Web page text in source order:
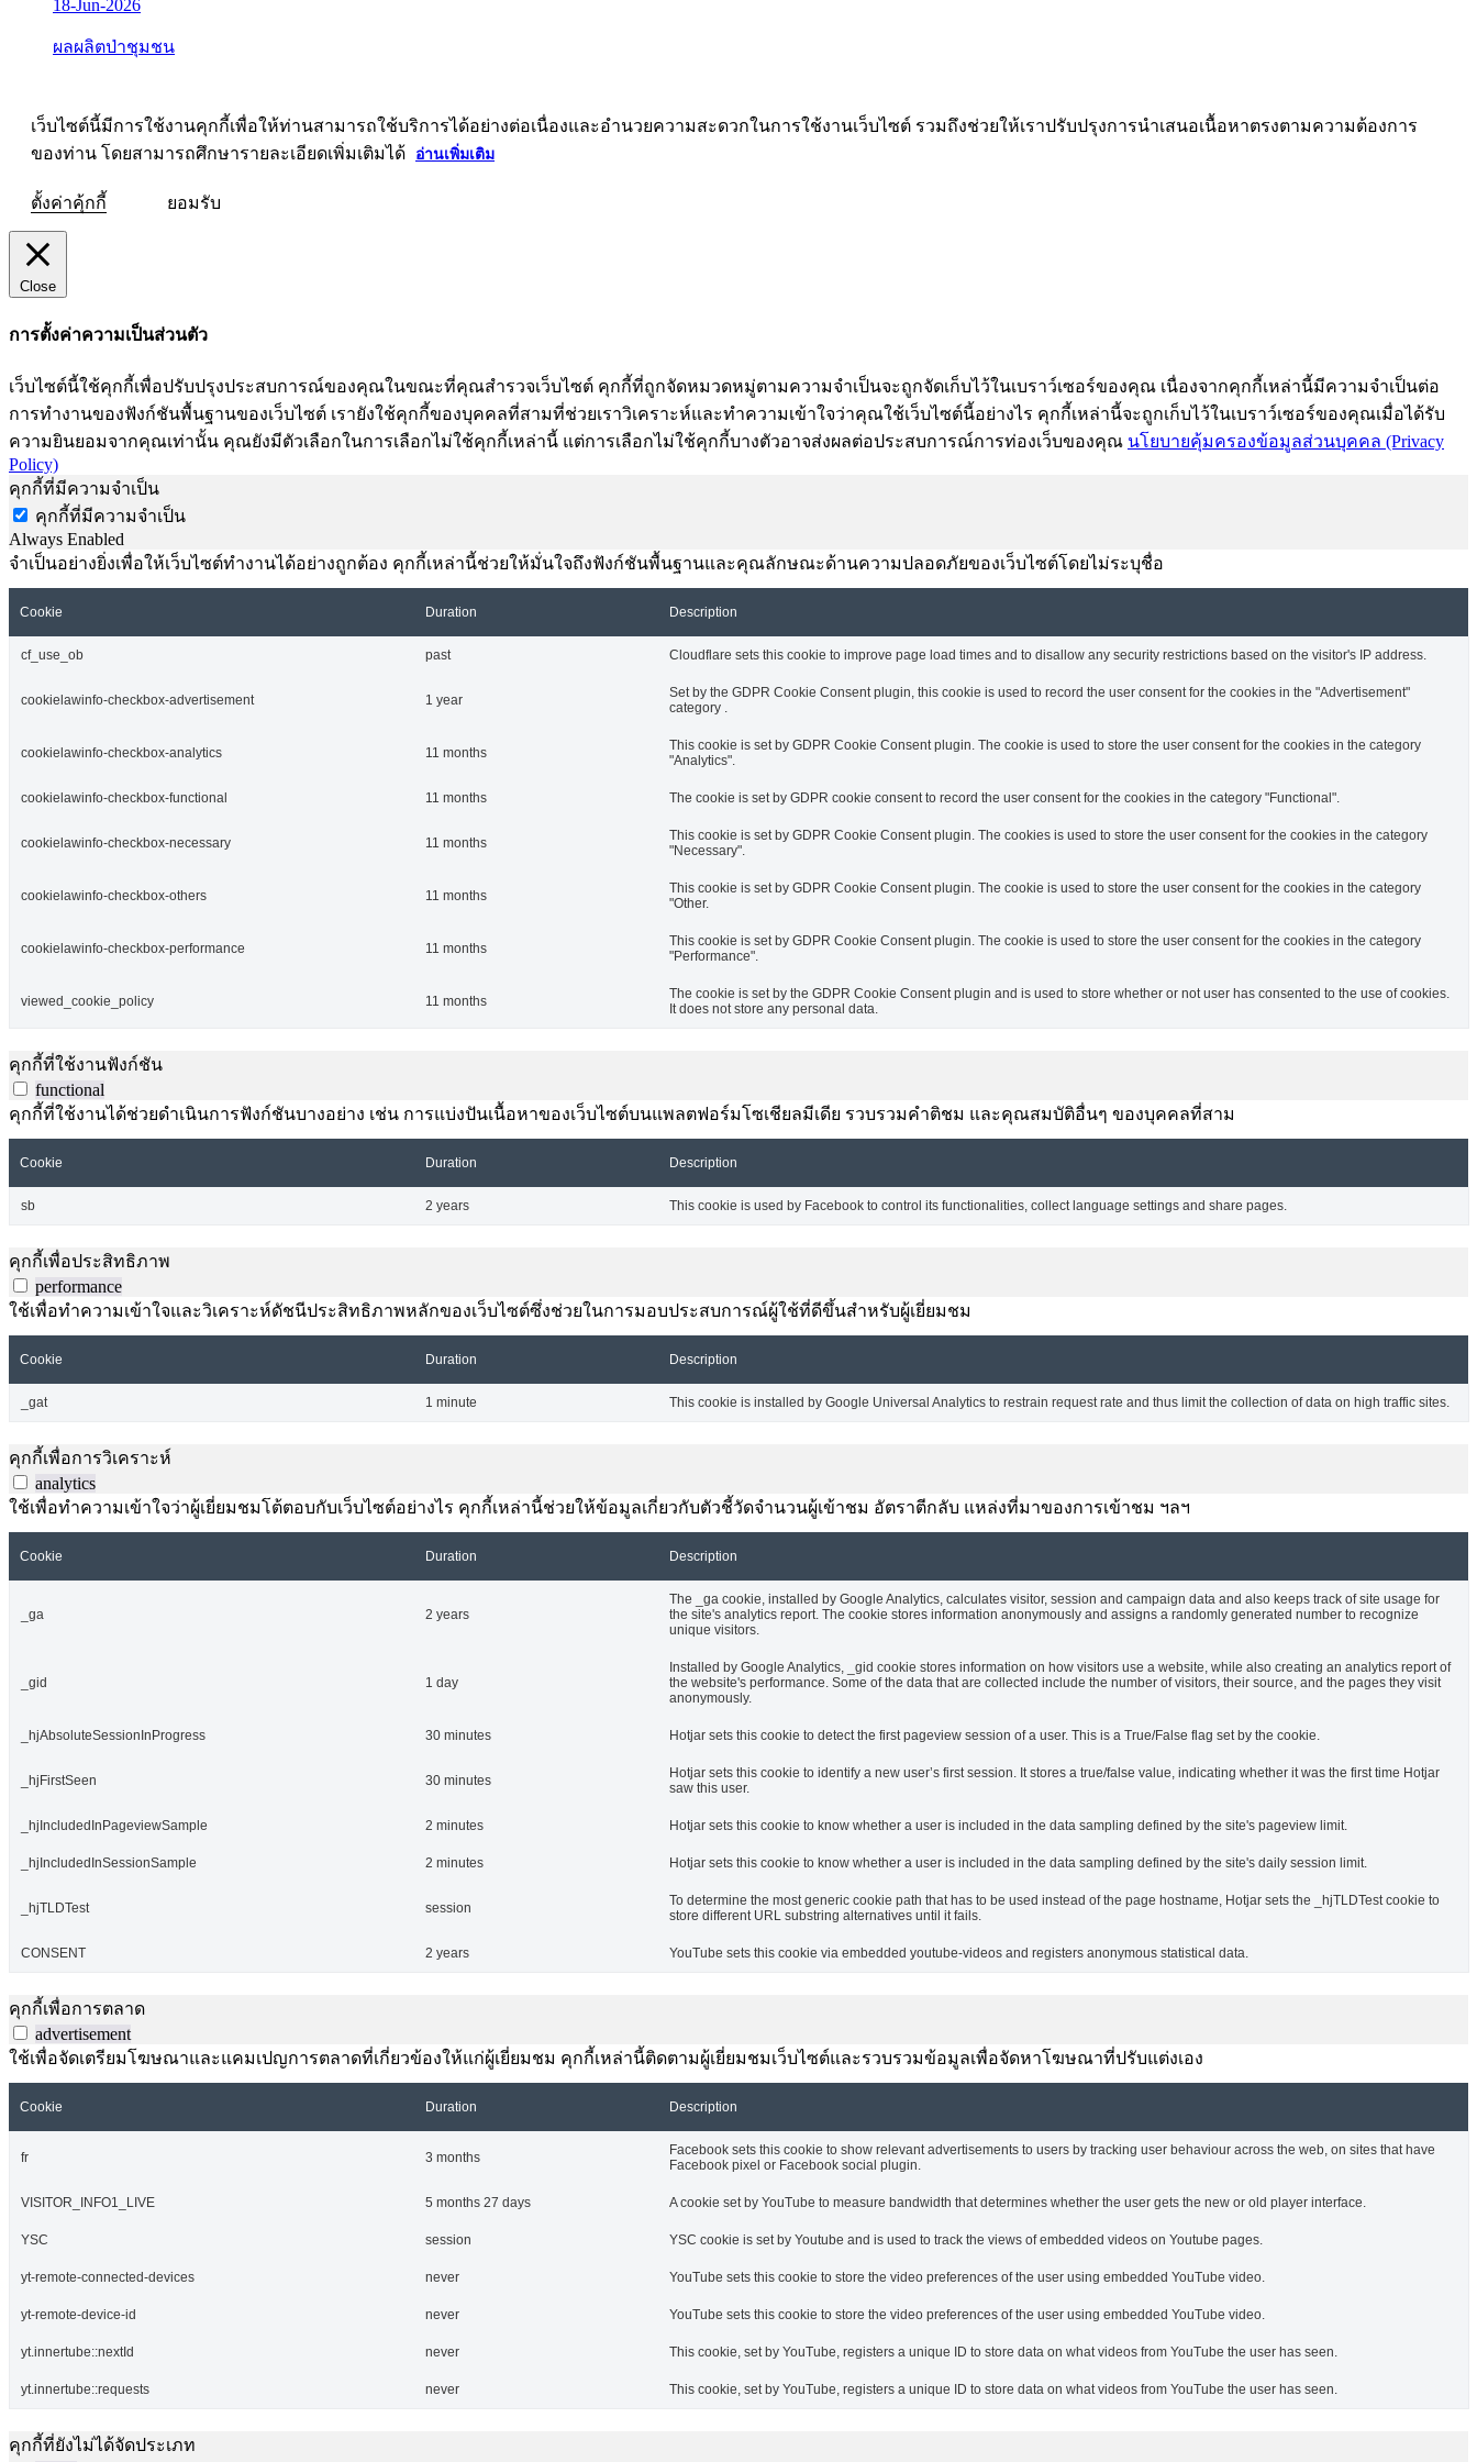
18-Jun-2026
ผลผลิตป่าชุมชน
เว็บไซต์นี้มีการใช้งานคุกกี้เพื่อให้ท่านสามารถใช้บริการได้อย่างต่อเนื่องและอำนวยความสะดวกในการใช้งานเว็บไซต์ รวมถึงช่วยให้เราปรับปรุงการนำเสนอเนื้อหาตรงตามความต้องการ
ของท่าน โดยสามารถศึกษารายละเอียดเพิ่มเติมได้
อ่านเพิ่มเติม
ตั้งค่าคุ้กกี้ ยอมรับ
Close
การตั้งค่าความเป็นส่วนตัว
เว็บไซต์นี้ใช้คุกกี้เพื่อปรับปรุงประสบการณ์ของคุณในขณะที่คุณสำรวจเว็บไซต์ คุกกี้ที่ถูกจัดหมวดหมู่ตามความจำเป็นจะถูกจัดเก็บไว้ในเบราว์เซอร์ของคุณ เนื่องจากคุกกี้เหล่านี้มีความจำเป็นต่อ
การทำงานของฟังก์ชันพื้นฐานของเว็บไซต์ เรายังใช้คุกกี้ของบุคคลที่สามที่ช่วยเราวิเคราะห์และทำความเข้าใจว่าคุณใช้เว็บไซต์นี้อย่างไร คุกกี้เหล่านี้จะถูกเก็บไว้ในเบราว์เซอร์ของคุณเมื่อได้รับ
ความยินยอมจากคุณเท่านั้น คุณยังมีตัวเลือกในการเลือกไม่ใช้คุกกี้เหล่านี้ แต่การเลือกไม่ใช้คุกกี้บางตัวอาจส่งผลต่อประสบการณ์การท่องเว็บของคุณ นโยบายคุ้มครองข้อมูลส่วนบุคคล (Privacy
Policy)
คุกกี้ที่มีความจำเป็น
คุกกี้ที่มีความจำเป็น
Always Enabled
จำเป็นอย่างยิ่งเพื่อให้เว็บไซต์ทำงานได้อย่างถูกต้อง คุกกี้เหล่านี้ช่วยให้มั่นใจถึงฟังก์ชันพื้นฐานและคุณลักษณะด้านความปลอดภัยของเว็บไซต์โดยไม่ระบุชื่อ
Cookie Duration Description
cf_use_ob past Cloudflare sets this cookie to improve page load times and to disallow any security restrictions based on the visitor's IP address.
cookielawinfo-checkbox-advertisement 1 year
Set by the GDPR Cookie Consent plugin, this cookie is used to record the user consent for the cookies in the "Advertisement"
category .
cookielawinfo-checkbox-analytics 11 months
This cookie is set by GDPR Cookie Consent plugin. The cookie is used to store the user consent for the cookies in the category
"Analytics".
cookielawinfo-checkbox-functional 11 months The cookie is set by GDPR cookie consent to record the user consent for the cookies in the category "Functional".
cookielawinfo-checkbox-necessary 11 months
This cookie is set by GDPR Cookie Consent plugin. The cookies is used to store the user consent for the cookies in the category
"Necessary".
cookielawinfo-checkbox-others 11 months
This cookie is set by GDPR Cookie Consent plugin. The cookie is used to store the user consent for the cookies in the category
"Other.
cookielawinfo-checkbox-performance 11 months
This cookie is set by GDPR Cookie Consent plugin. The cookie is used to store the user consent for the cookies in the category
"Performance".
viewed_cookie_policy 11 months
The cookie is set by the GDPR Cookie Consent plugin and is used to store whether or not user has consented to the use of cookies.
It does not store any personal data.
คุกกี้ที่ใช้งานฟังก์ชัน
functional
คุกกี้ที่ใช้งานได้ช่วยดำเนินการฟังก์ชันบางอย่าง เช่น การแบ่งปันเนื้อหาของเว็บไซต์บนแพลตฟอร์มโซเชียลมีเดีย รวบรวมคำติชม และคุณสมบัติอื่นๆ ของบุคคลที่สาม
Cookie Duration Description
sb 2 years This cookie is used by Facebook to control its functionalities, collect language settings and share pages.
คุกกี้เพื่อประสิทธิภาพ
performance
ใช้เพื่อทำความเข้าใจและวิเคราะห์ดัชนีประสิทธิภาพหลักของเว็บไซต์ซึ่งช่วยในการมอบประสบการณ์ผู้ใช้ที่ดีขึ้นสำหรับผู้เยี่ยมชม
Cookie Duration Description
_gat 1 minute This cookie is installed by Google Universal Analytics to restrain request rate and thus limit the collection of data on high traffic sites.
คุกกี้เพื่อการวิเคราะห์
analytics
ใช้เพื่อทำความเข้าใจว่าผู้เยี่ยมชมโต้ตอบกับเว็บไซต์อย่างไร คุกกี้เหล่านี้ช่วยให้ข้อมูลเกี่ยวกับตัวชี้วัดจำนวนผู้เข้าชม อัตราตีกลับ แหล่งที่มาของการเข้าชม ฯลฯ
Cookie Duration Description
_ga 2 years
The _ga cookie, installed by Google Analytics, calculates visitor, session and campaign data and also keeps track of site usage for
the site's analytics report. The cookie stores information anonymously and assigns a randomly generated number to recognize
unique visitors.
_gid 1 day
Installed by Google Analytics, _gid cookie stores information on how visitors use a website, while also creating an analytics report of
the website's performance. Some of the data that are collected include the number of visitors, their source, and the pages they visit
anonymously.
_hjAbsoluteSessionInProgress 30 minutes Hotjar sets this cookie to detect the first pageview session of a user. This is a True/False flag set by the cookie.
_hjFirstSeen 30 minutes
Hotjar sets this cookie to identify a new user’s first session. It stores a true/false value, indicating whether it was the first time Hotjar
saw this user.
_hjIncludedInPageviewSample 2 minutes Hotjar sets this cookie to know whether a user is included in the data sampling defined by the site's pageview limit.
_hjIncludedInSessionSample 2 minutes Hotjar sets this cookie to know whether a user is included in the data sampling defined by the site's daily session limit.
_hjTLDTest session
To determine the most generic cookie path that has to be used instead of the page hostname, Hotjar sets the _hjTLDTest cookie to
store different URL substring alternatives until it fails.
CONSENT 2 years YouTube sets this cookie via embedded youtube-videos and registers anonymous statistical data.
คุกกี้เพื่อการตลาด
advertisement
ใช้เพื่อจัดเตรียมโฆษณาและแคมเปญการตลาดที่เกี่ยวข้องให้แก่ผู้เยี่ยมชม คุกกี้เหล่านี้ติดตามผู้เยี่ยมชมเว็บไซต์และรวบรวมข้อมูลเพื่อจัดหาโฆษณาที่ปรับแต่งเอง
Cookie Duration Description
fr 3 months
Facebook sets this cookie to show relevant advertisements to users by tracking user behaviour across the web, on sites that have
Facebook pixel or Facebook social plugin.
VISITOR_INFO1_LIVE 5 months 27 days A cookie set by YouTube to measure bandwidth that determines whether the user gets the new or old player interface.
YSC session YSC cookie is set by Youtube and is used to track the views of embedded videos on Youtube pages.
yt-remote-connected-devices never YouTube sets this cookie to store the video preferences of the user using embedded YouTube video.
yt-remote-device-id never YouTube sets this cookie to store the video preferences of the user using embedded YouTube video.
yt.innertube::nextId never This cookie, set by YouTube, registers a unique ID to store data on what videos from YouTube the user has seen.
yt.innertube::requests never This cookie, set by YouTube, registers a unique ID to store data on what videos from YouTube the user has seen.
คุกกี้ที่ยังไม่ได้จัดประเภท